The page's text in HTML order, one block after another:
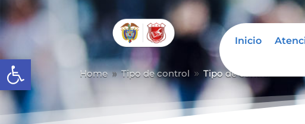
Abrir barra de herramientas
Inicio
Home 9 Tipo de control 9 Tipo de control